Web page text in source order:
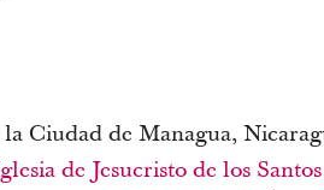
Ciudad de Managua,
de Jesucristo de los